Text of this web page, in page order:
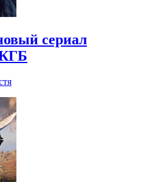
сериал
КГБ